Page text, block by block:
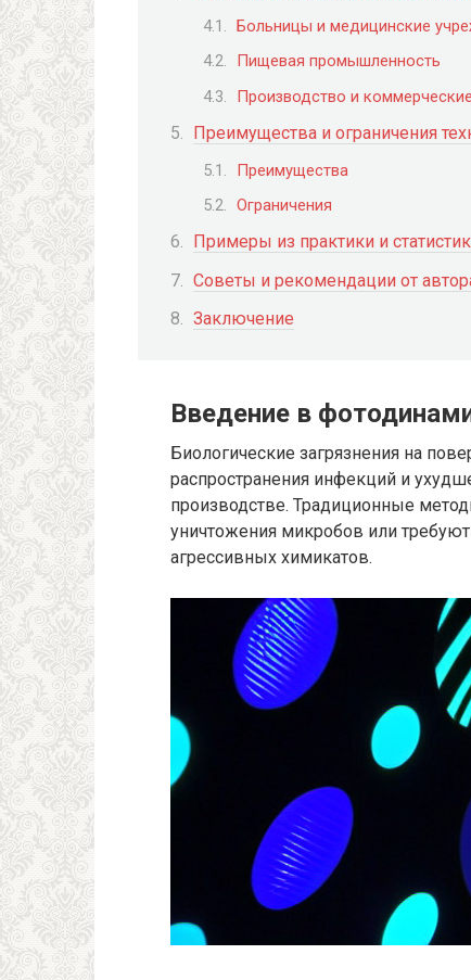
Больницы и медицинские
Пищевая промышленность
Производство и
Преимущества и ограничения
Преимущества
Ограничения
Примеры из практики и
Советы и рекомендации от
Заключение
Введение в
Биологические загрязнения на
распространения инфекций и
производстве. Традиционные
уничтожения микробов или
агрессивных химикатов.